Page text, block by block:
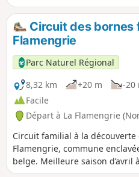
Soixante-cinq bornes avaient
autour de La Flamengrie en
d'une modification de la
Circuit des bornes
Flamengrie
Parc Naturel Régional
8,32 km
+20 m -20
Facile
Départ à La Flamengrie
Circuit familial à la découverte
Flamengrie, commune
belge. Meilleure saison d’avril